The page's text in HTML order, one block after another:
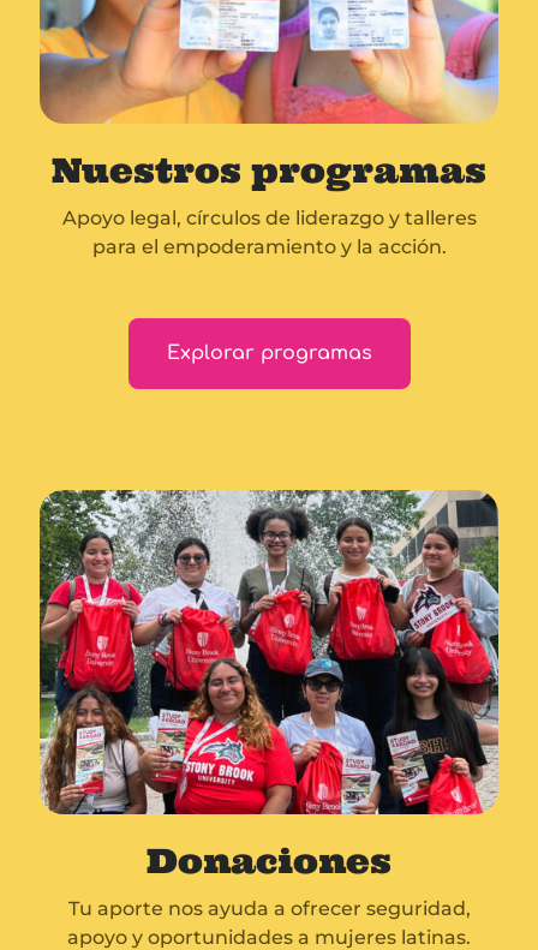
Nuestros programas
Apoyo legal, círculos de liderazgo y talleres
para el empoderamiento y la acción.
Explorar programas
Donaciones
Tu aporte nos ayuda a ofrecer seguridad,
apoyo y oportunidades a mujeres latinas.